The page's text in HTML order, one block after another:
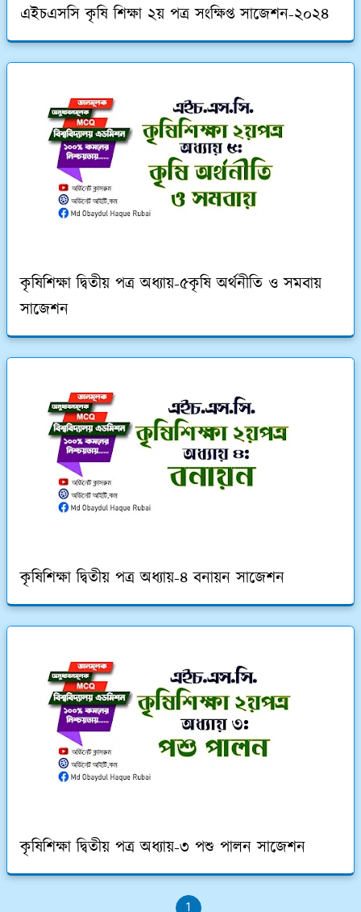
এইচএসসি কৃষি শিক্ষা ২য় পত্র সংক্ষিপ্ত সাজেশন-২০২৪
কৃষিশিক্ষা দ্বিতীয় পত্র অধ্যায়-৫কৃষি অর্থনীতি ও সমবায়
সাজেশন
কৃষিশিক্ষা দ্বিতীয় পত্র অধ্যায়-৪ বনায়ন সাজেশন
কৃষিশিক্ষা দ্বিতীয় পত্র অধ্যায়-৩ পশু পালন সাজেশন
1